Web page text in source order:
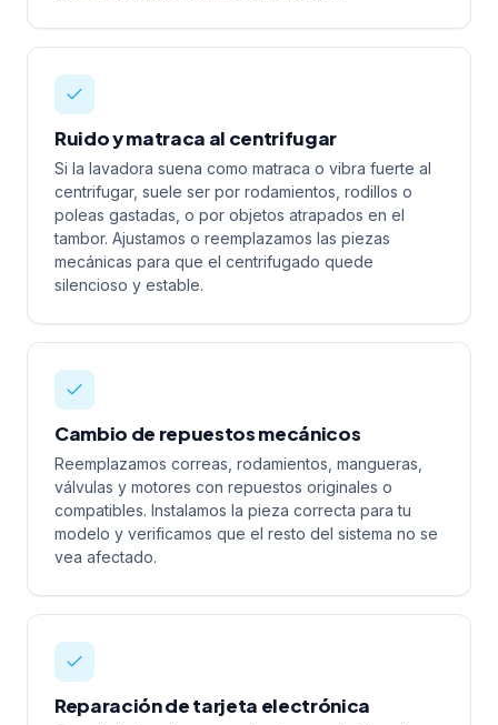
Ruido y matraca al centrifugar
Si la lavadora suena como matraca o vibra fuerte al
centrifugar, suele ser por rodamientos, rodillos o
poleas gastadas, o por objetos atrapados en el
tambor. Ajustamos o reemplazamos las piezas
mecánicas para que el centrifugado quede
silencioso y estable.
Cambio de repuestos mecánicos
Reemplazamos correas, rodamientos, mangueras,
válvulas y motores con repuestos originales o
compatibles. Instalamos la pieza correcta para tu
modelo y verificamos que el resto del sistema no se
vea afectado.
Reparación de tarjeta electrónica